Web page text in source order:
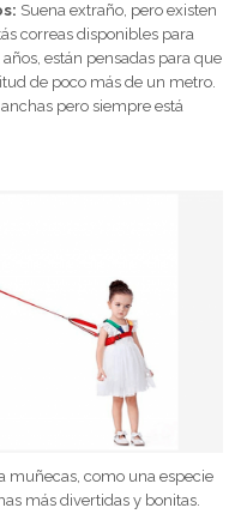
Suena extraño, pero existen
correas disponibles para
están pensadas para que
de poco más de un metro.
pero siempre está
muñecas, como una especie
más divertidas y bonitas.